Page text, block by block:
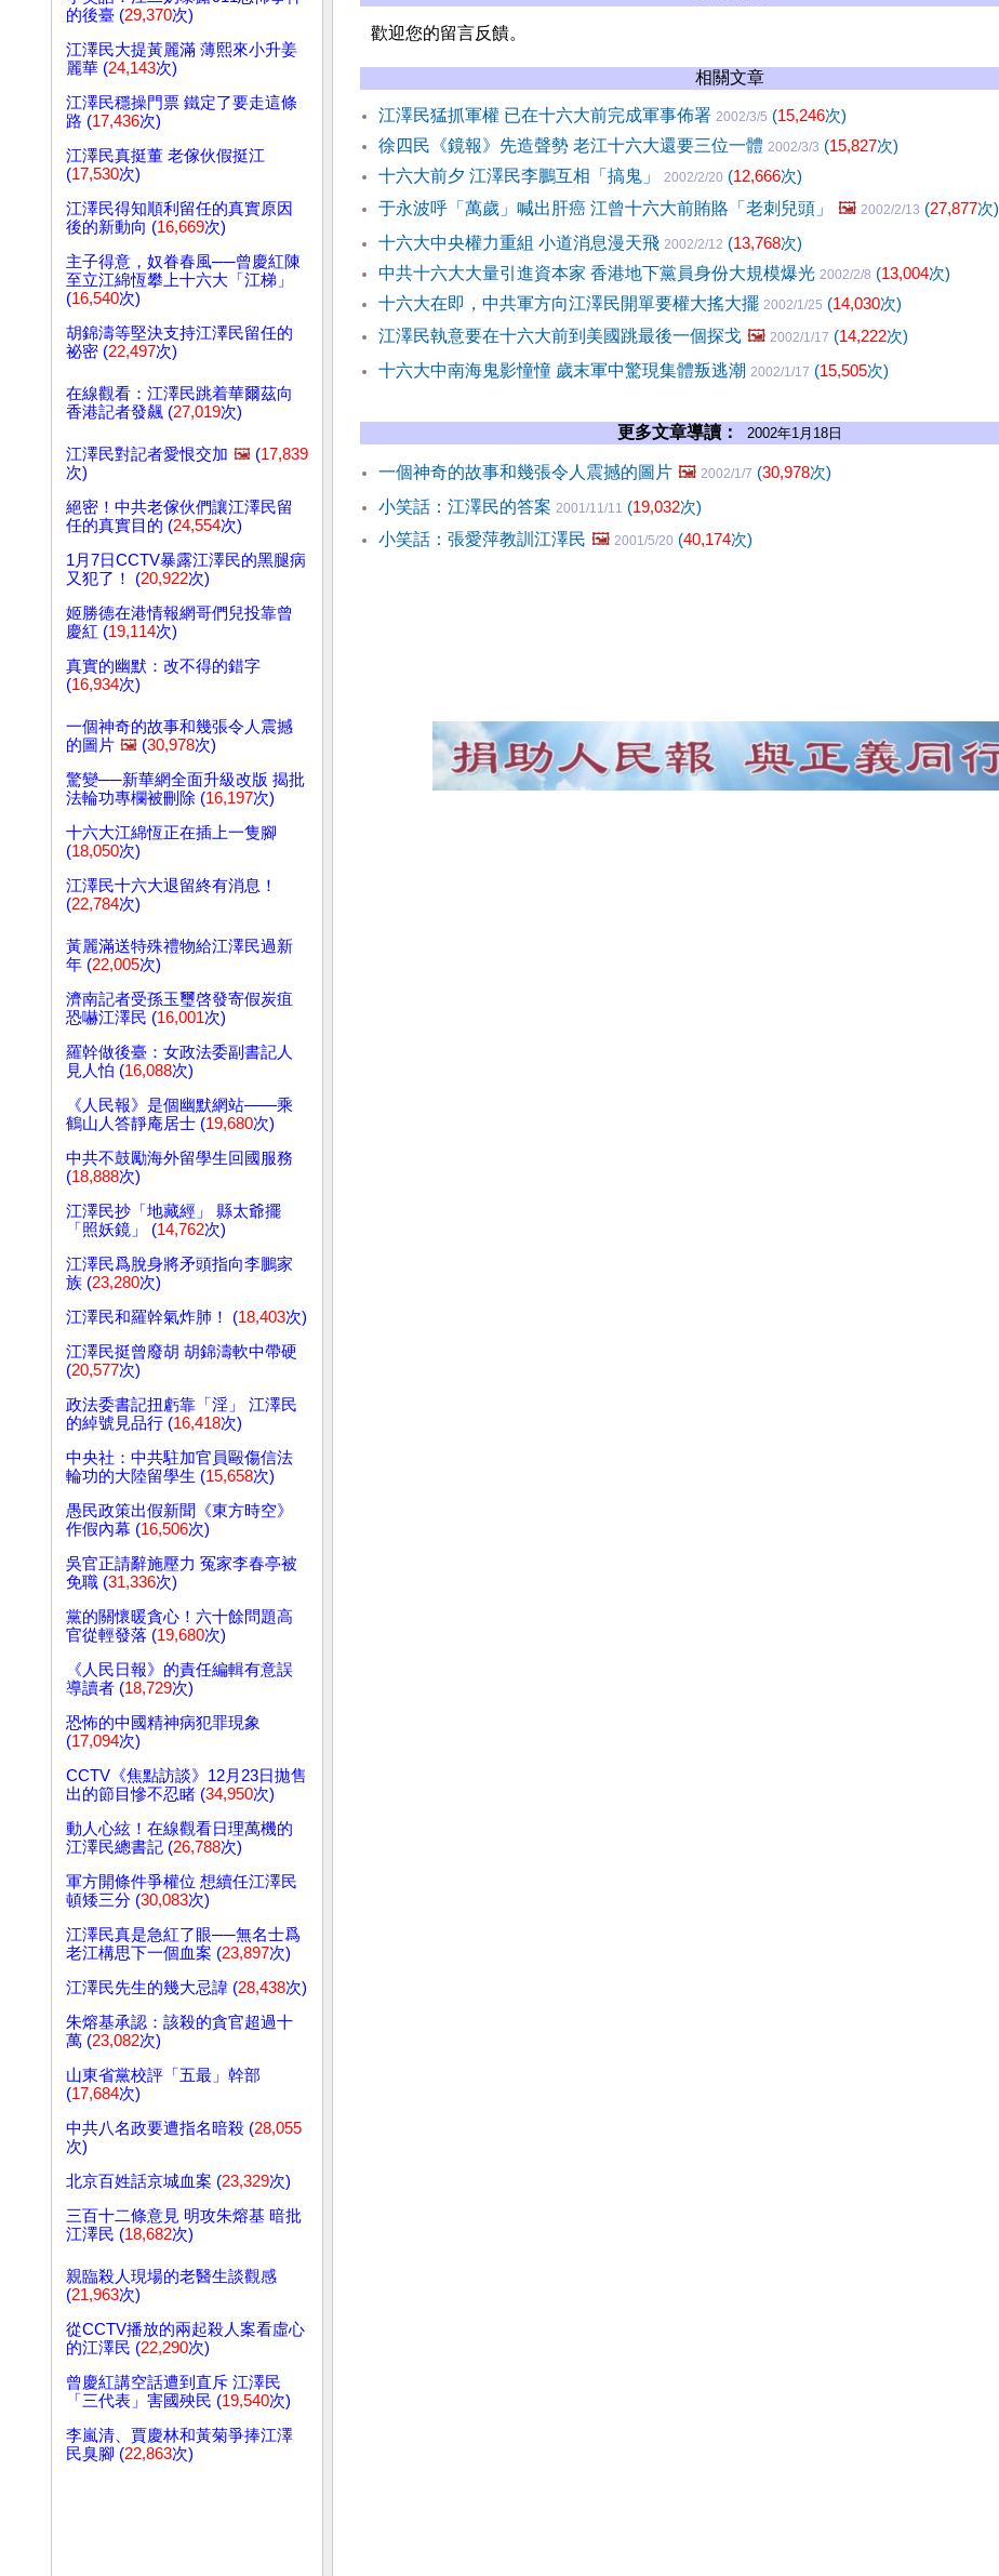
的後臺 (29,370次)
江澤民大提黃麗滿 薄熙來小升姜
麗華 (24,143次)
江澤民穩操門票 鐵定了要走這條
路 (17,436次)
江澤民真挺董 老傢伙假挺江
(17,530次)
江澤民得知順利留任的真實原因
後的新動向 (16,669次)
主子得意，奴眷春風──曾慶紅陳
至立江綿恆攀上十六大「江梯」
(16,540次)
胡錦濤等堅決支持江澤民留任的
祕密 (22,497次)
在線觀看：江澤民跳着華爾茲向
香港記者發飆 (27,019次)
江澤民對記者愛恨交加 🖼️ (17,839
次)
絕密！中共老傢伙們讓江澤民留
任的真實目的 (24,554次)
1月7日CCTV暴露江澤民的黑腿病
又犯了！ (20,922次)
姬勝德在港情報網哥們兒投靠曾
慶紅 (19,114次)
真實的幽默：改不得的錯字
(16,934次)
一個神奇的故事和幾張令人震撼
的圖片 🖼️ (30,978次)
驚變──新華網全面升級改版 揭批
法輪功專欄被刪除 (16,197次)
十六大江綿恆正在插上一隻腳
(18,050次)
江澤民十六大退留終有消息！
(22,784次)
黃麗滿送特殊禮物給江澤民過新
年 (22,005次)
濟南記者受孫玉璽啓發寄假炭疽
恐嚇江澤民 (16,001次)
羅幹做後臺：女政法委副書記人
見人怕 (16,088次)
《人民報》是個幽默網站——乘
鶴山人答靜庵居士 (19,680次)
中共不鼓勵海外留學生回國服務
(18,888次)
江澤民抄「地藏經」 縣太爺擺
「照妖鏡」 (14,762次)
江澤民爲脫身將矛頭指向李鵬家
族 (23,280次)
江澤民和羅幹氣炸肺！ (18,403次)
江澤民挺曾廢胡 胡錦濤軟中帶硬
(20,577次)
政法委書記扭虧靠「淫」 江澤民
的綽號見品行 (16,418次)
中央社：中共駐加官員毆傷信法
輪功的大陸留學生 (15,658次)
愚民政策出假新聞《東方時空》
作假內幕 (16,506次)
吳官正請辭施壓力 冤家李春亭被
免職 (31,336次)
黨的關懷暖貪心！六十餘問題高
官從輕發落 (19,680次)
《人民日報》的責任編輯有意誤
導讀者 (18,729次)
恐怖的中國精神病犯罪現象
(17,094次)
CCTV《焦點訪談》12月23日拋售
出的節目慘不忍睹 (34,950次)
動人心絃！在線觀看日理萬機的
江澤民總書記 (26,788次)
軍方開條件爭權位 想續任江澤民
頓矮三分 (30,083次)
江澤民真是急紅了眼──無名士爲
老江構思下一個血案 (23,897次)
江澤民先生的幾大忌諱 (28,438次)
朱熔基承認：該殺的貪官超過十
萬 (23,082次)
山東省黨校評「五最」幹部
(17,684次)
中共八名政要遭指名暗殺 (28,055
次)
北京百姓話京城血案 (23,329次)
三百十二條意見 明攻朱熔基 暗批
江澤民 (18,682次)
親臨殺人現場的老醫生談觀感
(21,963次)
從CCTV播放的兩起殺人案看虛心
的江澤民 (22,290次)
曾慶紅講空話遭到直斥 江澤民
「三代表」害國殃民 (19,540次)
李嵐清、賈慶林和黃菊爭捧江澤
民臭腳 (22,863次)
歡迎您的留言反饋。
相關文章
江澤民猛抓軍權 已在十六大前完成軍事佈署 2002/3/5 (15,246次)
徐四民《鏡報》先造聲勢 老江十六大還要三位一體 2002/3/3 (15,827次)
十六大前夕 江澤民李鵬互相「搞鬼」
2002/2/20 (12,666次)
于永波呼「萬歲」喊出肝癌 江曾十六大前賄賂「老刺兒頭」
🖼️ 2002/2/13 (27,877次)
十六大中央權力重組 小道消息漫天飛 2002/2/12 (13,768次)
中共十六大大量引進資本家 香港地下黨員身份大規模爆光 2002/2/8 (13,004次)
十六大在即，中共軍方向江澤民開單要權大搖大擺 2002/1/25 (14,030次)
江澤民執意要在十六大前到美國跳最後一個探戈 🖼️ 2002/1/17 (14,222次)
十六大中南海鬼影憧憧 歲末軍中驚現集體叛逃潮 2002/1/17 (15,505次)
更多文章導讀： 2002年1月18日
一個神奇的故事和幾張令人震撼的圖片 🖼️ 2002/1/7 (30,978次)
小笑話：江澤民的答案 2001/11/11 (19,032次)
小笑話：張愛萍教訓江澤民 🖼️ 2001/5/20 (40,174次)